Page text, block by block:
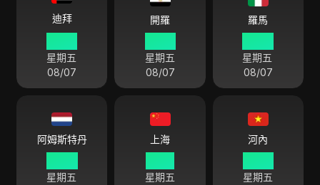
迪拜
星期五
08/07
開羅
星期五
08/07
羅馬
星期五
08/07
阿姆斯特丹
星期五
上海
星期五
河內
星期五